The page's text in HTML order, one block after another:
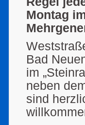
Montag
Bad
im
neben
sind